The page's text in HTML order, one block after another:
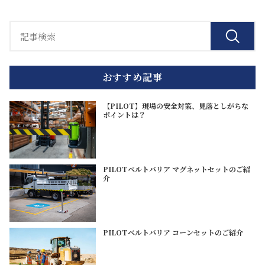
おすすめ記事
【PILOT】現場の安全対策、見落としがちな
ポイントは？
PILOTベルトバリア マグネットセットのご紹
介
PILOTベルトバリア コーンセットのご紹介